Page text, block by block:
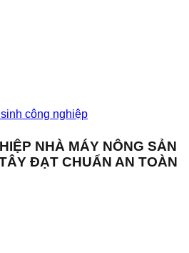
công nghiệp
NHÀ MÁY NÔNG SẢN
ĐẠT CHUẨN AN TOÀN